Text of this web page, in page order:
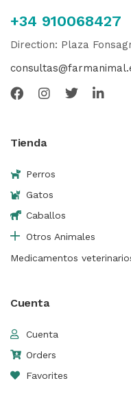
+34 910068427
Direction: Plaza
Tienda
Perros
Gatos
Caballos
Otros Animales
Medicamentos
Cuenta
Cuenta
Orders
Favorites